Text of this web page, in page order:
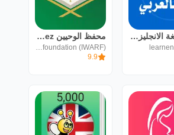
تعلم اللغة الانجليزية بالعربي محفظ الوحيين El-Mohafez
International waqf and relief foundation (IWARF)
9.9